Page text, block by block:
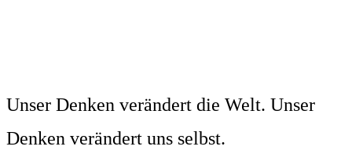
Unser Denken verändert die Welt. Unser
Denken verändert uns selbst.